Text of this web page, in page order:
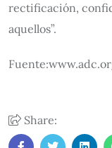
rectificación,
aquellos”.
Share: